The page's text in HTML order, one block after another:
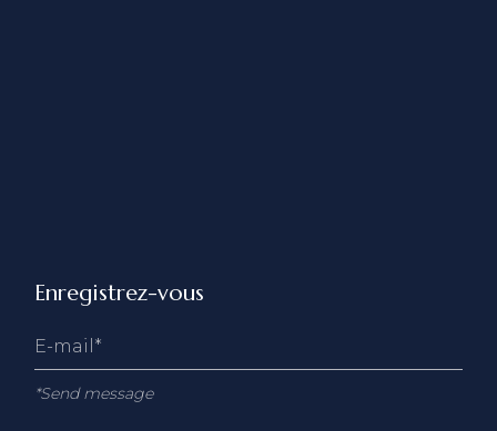
Enregistrez-vous
*Send message